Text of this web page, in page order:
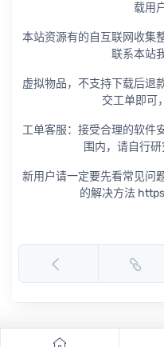
载用
本站资源有的自互联网收集
联系本站
虚拟物品，不支持下载后退
交工单即可
工单客服：接受合理的软件
围内，请自行研
新用户请一定要先看常见问
的解决方法